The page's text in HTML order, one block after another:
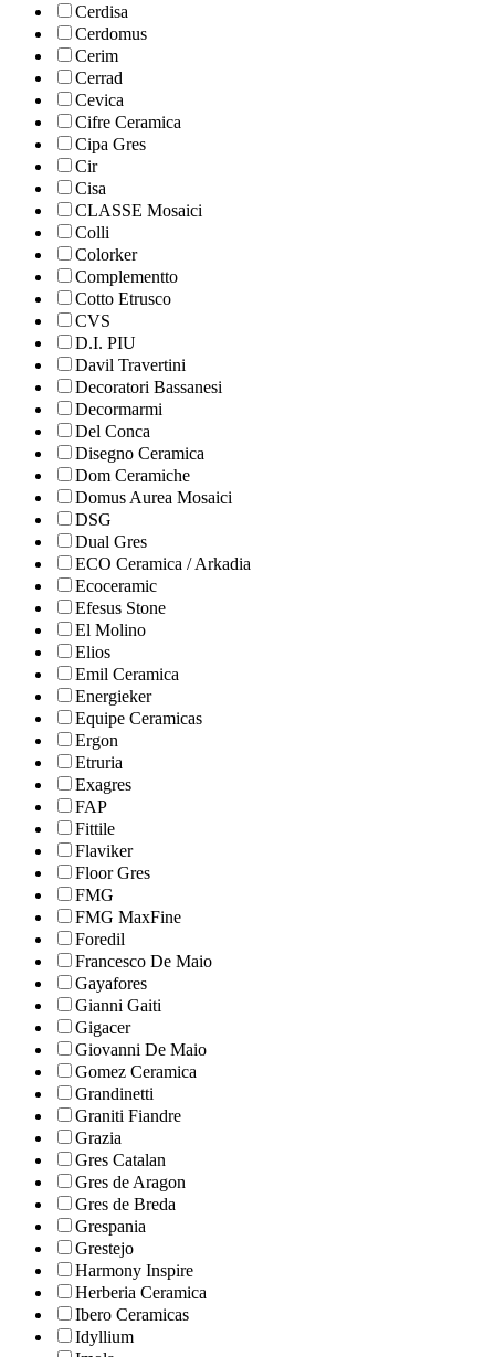
Cerdisa
Cerdomus
Cerim
Cerrad
Cevica
Cifre Ceramica
Cipa Gres
Cir
Cisa
CLASSE Mosaici
Colli
Colorker
Complementto
Cotto Etrusco
CVS
D.I. PIU
Davil Travertini
Decoratori Bassanesi
Decormarmi
Del Conca
Disegno Ceramica
Dom Ceramiche
Domus Aurea Mosaici
DSG
Dual Gres
ECO Ceramica / Arkadia
Ecoceramic
Efesus Stone
El Molino
Elios
Emil Ceramica
Energieker
Equipe Ceramicas
Ergon
Etruria
Exagres
FAP
Fittile
Flaviker
Floor Gres
FMG
FMG MaxFine
Foredil
Francesco De Maio
Gayafores
Gianni Gaiti
Gigacer
Giovanni De Maio
Gomez Ceramica
Grandinetti
Graniti Fiandre
Grazia
Gres Catalan
Gres de Aragon
Gres de Breda
Grespania
Grestejo
Harmony Inspire
Herberia Ceramica
Ibero Ceramicas
Idyllium